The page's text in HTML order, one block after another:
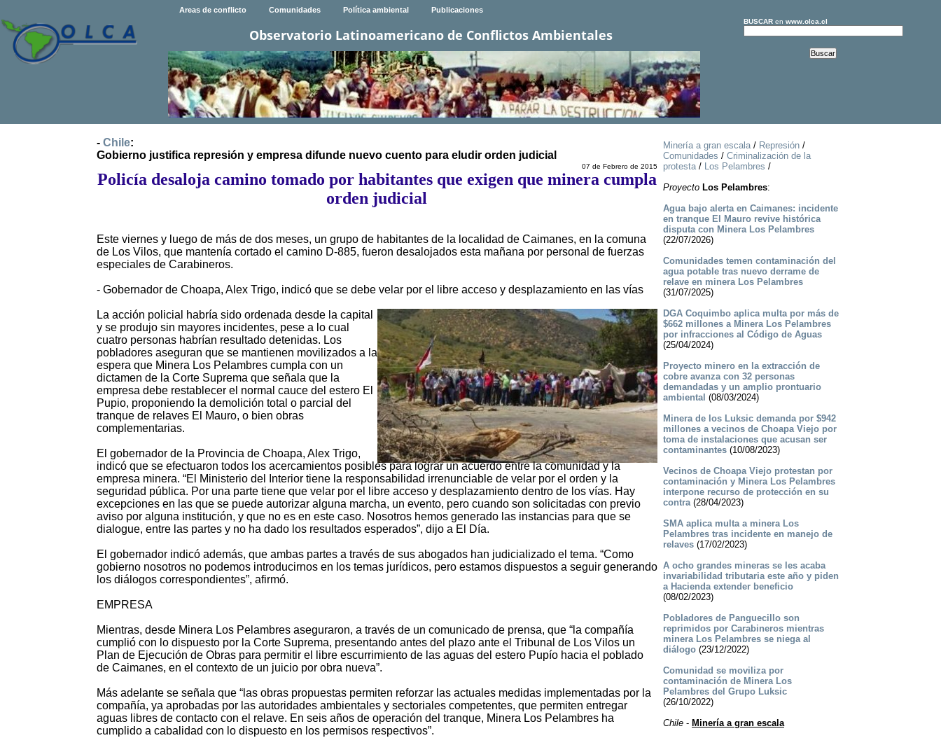
Areas de conflicto Comunidades Política ambiental Publicaciones
Observatorio Latinoamericano de Conflictos Ambientales
BUSCARen www.olca.cl
- Chile:
Gobierno justifica represión y empresa difunde nuevo cuento para eludir orden judicial
07 de Febrero de 2015
Policía desaloja camino tomado por habitantes que exigen que minera cumpla
orden judicial
Este viernes y luego de más de dos meses, un grupo de habitantes de la localidad de Caimanes, en la comuna
de Los Vilos, que mantenía cortado el camino D-885, fueron desalojados esta mañana por personal de fuerzas
especiales de Carabineros.
- Gobernador de Choapa, Alex Trigo, indicó que se debe velar por el libre acceso y desplazamiento en las vías
La acción policial habría sido ordenada desde la capital
y se produjo sin mayores incidentes, pese a lo cual
cuatro personas habrían resultado detenidas. Los
pobladores aseguran que se mantienen movilizados a la
espera que Minera Los Pelambres cumpla con un
dictamen de la Corte Suprema que señala que la
empresa debe restablecer el normal cauce del estero El
Pupio, proponiendo la demolición total o parcial del
tranque de relaves El Mauro, o bien obras
complementarias.
El gobernador de la Provincia de Choapa, Alex Trigo,
indicó que se efectuaron todos los acercamientos posibles para lograr un acuerdo entre la comunidad y la
empresa minera. “El Ministerio del Interior tiene la responsabilidad irrenunciable de velar por el orden y la
seguridad pública. Por una parte tiene que velar por el libre acceso y desplazamiento dentro de los vías. Hay
excepciones en las que se puede autorizar alguna marcha, un evento, pero cuando son solicitadas con previo
aviso por alguna institución, y que no es en este caso. Nosotros hemos generado las instancias para que se
dialogue, entre las partes y no ha dado los resultados esperados”, dijo a El Día.
El gobernador indicó además, que ambas partes a través de sus abogados han judicializado el tema. “Como
gobierno nosotros no podemos introducirnos en los temas jurídicos, pero estamos dispuestos a seguir generando
los diálogos correspondientes”, afirmó.
EMPRESA
Mientras, desde Minera Los Pelambres aseguraron, a través de un comunicado de prensa, que “la compañía
cumplió con lo dispuesto por la Corte Suprema, presentando antes del plazo ante el Tribunal de Los Vilos un
Plan de Ejecución de Obras para permitir el libre escurrimiento de las aguas del estero Pupío hacia el poblado
de Caimanes, en el contexto de un juicio por obra nueva”.
Más adelante se señala que “las obras propuestas permiten reforzar las actuales medidas implementadas por la
compañía, ya aprobadas por las autoridades ambientales y sectoriales competentes, que permiten entregar
aguas libres de contacto con el relave. En seis años de operación del tranque, Minera Los Pelambres ha
cumplido a cabalidad con lo dispuesto en los permisos respectivos”.
Minería a gran escala/ Represión/
Comunidades / Criminalización de la
protesta/ Los Pelambres /
Proyecto Los Pelambres:
Agua bajo alerta en Caimanes: incidente
en tranque El Mauro revive histórica
disputa con Minera Los Pelambres
(22/07/2026)
Comunidades temen contaminación del
agua potable tras nuevo derrame de
relave en minera Los Pelambres
(31/07/2025)
DGA Coquimbo aplica multa por más de
$662 millones a Minera Los Pelambres
por infracciones al Código de Aguas
(25/04/2024)
Proyecto minero en la extracción de
cobre avanza con 32 personas
demandadas y un amplio prontuario
ambiental (08/03/2024)
Minera de los Luksic demanda por $942
millones a vecinos de Choapa Viejo por
toma de instalaciones que acusan ser
contaminantes(10/08/2023)
Vecinos de Choapa Viejo protestan por
contaminación y Minera Los Pelambres
interpone recurso de protección en su
contra(28/04/2023)
SMA aplica multa a minera Los
Pelambres tras incidente en manejo de
relaves(17/02/2023)
A ocho grandes mineras se les acaba
invariabilidad tributaria este año y piden
a Hacienda extender beneficio
(08/02/2023)
Pobladores de Panguecillo son
reprimidos por Carabineros mientras
minera Los Pelambres se niega al
diálogo(23/12/2022)
Comunidad se moviliza por
contaminación de Minera Los
Pelambres del Grupo Luksic
(26/10/2022)
Chile- Minería a gran escala